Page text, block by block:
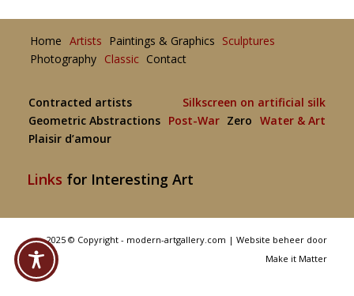
Home Artists Paintings & Graphics Sculptures
Photography Classic Contact
Contracted artists
Silkscreen on artificial silk
Geometric Abstractions
Post-War Zero Water & Art
Plaisir d’amour
Links for Interesting Art
2025 © Copyright - modern-artgallery.com |Website beheer door
Make it Matter